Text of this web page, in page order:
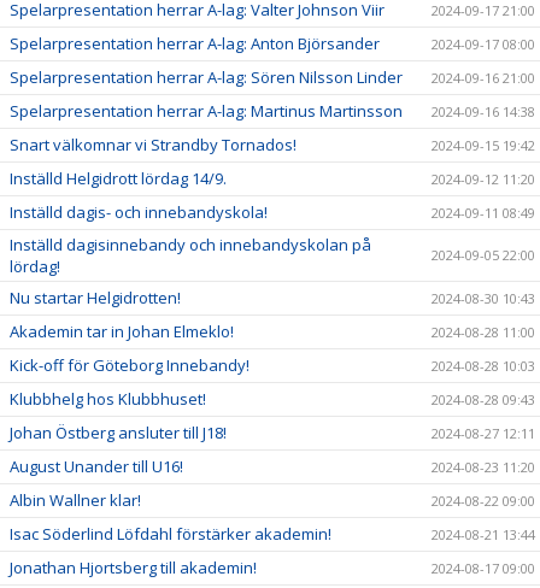
Spelarpresentation herrar A-lag: Valter Johnson Viir 2024-09-17 21:00
Spelarpresentation herrar A-lag: Anton Björsander 2024-09-17 08:00
Spelarpresentation herrar A-lag: Sören Nilsson Linder 2024-09-16 21:00
Spelarpresentation herrar A-lag: Martinus Martinsson 2024-09-16 14:38
Snart välkomnar vi Strandby Tornados! 2024-09-15 19:42
Inställd Helgidrott lördag 14/9. 2024-09-12 11:20
Inställd dagis- och innebandyskola! 2024-09-11 08:49
Inställd dagisinnebandy och innebandyskolan på
lördag!
2024-09-05 22:00
Nu startar Helgidrotten! 2024-08-30 10:43
Akademin tar in Johan Elmeklo! 2024-08-28 11:00
Kick-off för Göteborg Innebandy! 2024-08-28 10:03
Klubbhelg hos Klubbhuset! 2024-08-28 09:43
Johan Östberg ansluter till J18! 2024-08-27 12:11
August Unander till U16! 2024-08-23 11:20
Albin Wallner klar! 2024-08-22 09:00
Isac Söderlind Löfdahl förstärker akademin! 2024-08-21 13:44
Jonathan Hjortsberg till akademin! 2024-08-17 09:00